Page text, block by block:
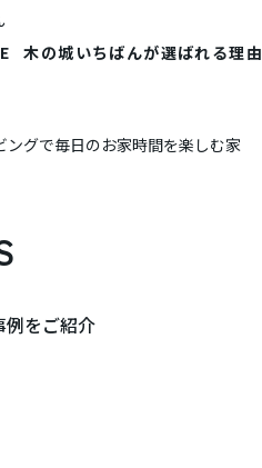
木の城いちばんが選ばれる理由
ングで毎日のお家時間を楽しむ家
例をご紹介